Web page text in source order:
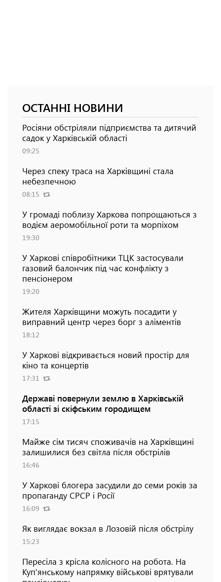
ОСТАННІ НОВИНИ
Росіяни обстріляли підприємства та дитячий
садок у Харківській області
09:25
Через спеку траса на Харківщині стала
небезпечною
08:15
У громаді поблизу Харкова попрощаються з
водієм аеромобільної роти та морпіхом
19:30
У Харкові співробітники ТЦК застосували
газовий балончик під час конфлікту з
пенсіонером
19:20
Жителя Харківщини можуть посадити у
виправний центр через борг з аліментів
18:12
У Харкові відкривається новий простір для
кіно та концертів
17:31
Державі повернули землю в Харківській
області зі скіфським городищем
17:15
Майже сім тисяч споживачів на Харківщині
залишилися без світла після обстрілів
16:46
У Харкові блогера засудили до семи років за
пропаганду СРСР і Росії
16:09
Як виглядає вокзал в Лозовій після обстрілу
15:23
Пересіла з крісла колісного на робота. На
Куп'янському напрямку військові врятували